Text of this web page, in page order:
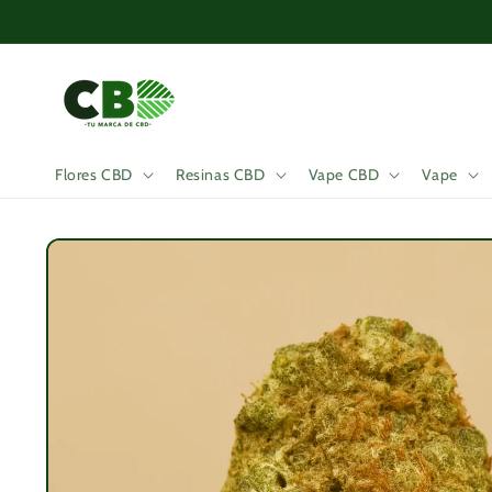
al contenido
Flores CBD Resinas CBD Vape CBD Vape
directamente